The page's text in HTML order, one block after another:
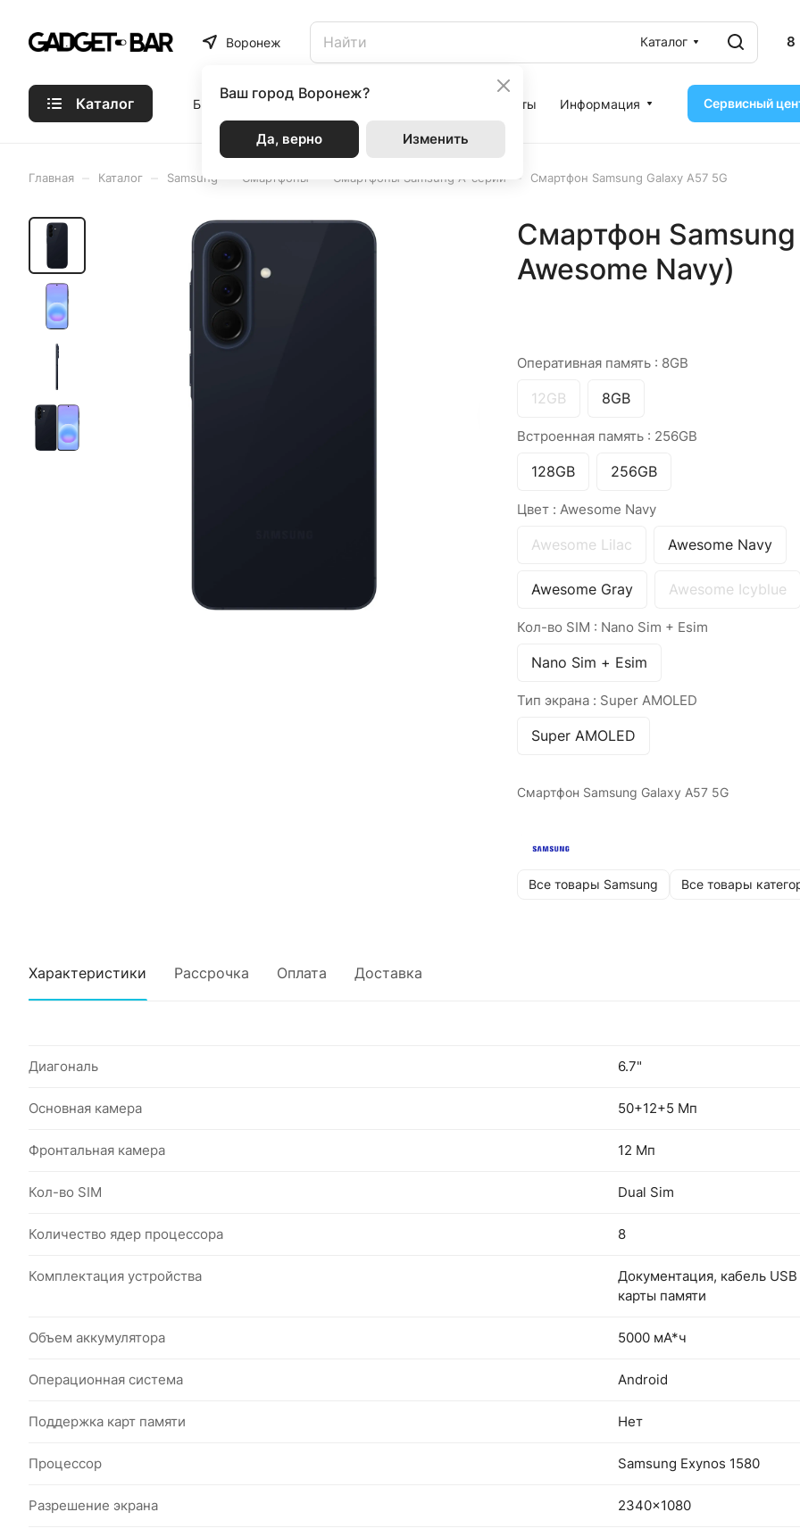
Воронеж
Ваш город Воронеж?
Да, верно Изменить
Каталог 8
Каталог Бренды Статьи Акции Контакты Информация Сервисный
Главная Каталог Samsung Смартфоны Смартфоны Samsung A-серии – Смартфон Samsung Galaxy A57 5G
Смартфон
Awesome Navy)
Оперативная память : 8GB
12GB 8GB
Встроенная память : 256GB
128GB 256GB
Цвет : Awesome Navy
Awesome Lilac Awesome Navy
Awesome Gray Awesome Icyblue
Кол-во SIM : Nano Sim + Esim
Nano Sim + Esim
Тип экрана : Super AMOLED
Super AMOLED
Смартфон Samsung Galaxy A57 5G
Все товары Samsung Все товары
Характеристики Рассрочка Оплата Доставка
Диагональ 6.7"
Основная камера 50+12+5 Мп
Фронтальная камера 12 Мп
Кол-во SIM Dual Sim
Количество ядер процессора 8
Комплектация устройства
Документация, кабель
карты памяти
Объем аккумулятора 5000 мА*ч
Операционная система Android
Поддержка карт памяти Нет
Процессор Samsung Exynos 1580
Разрешение экрана 2340x1080